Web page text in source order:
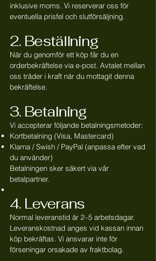
inklusive moms. Vi reserverar oss för
eventuella prisfel och slutförsäljning.
2. Beställning
När du genomför ett köp får du en
orderbekräftelse via e-post. Avtalet mellan
oss träder i kraft när du mottagit denna
bekräftelse.
3. Betalning
Vi accepterar följande betalningsmetoder:
Kortbetalning (Visa, Mastercard)
Klarna / Swish / PayPal (anpassa efter vad
du använder)
Betalningen sker säkert via vår
betalpartner.
4. Leverans
Normal leveranstid är 2–5 arbetsdagar.
Leveranskostnad anges vid kassan innan
köp bekräftas. Vi ansvarar inte för
förseningar orsakade av fraktbolag.